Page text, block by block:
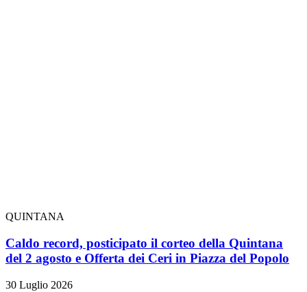
QUINTANA
Caldo record, posticipato il corteo della Quintana
del 2 agosto e Offerta dei Ceri in Piazza del Popolo
30 Luglio 2026